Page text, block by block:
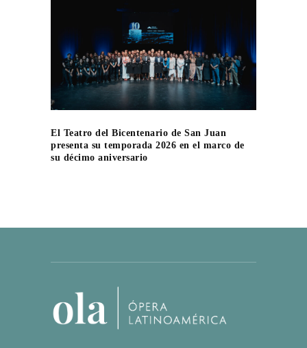
El Teatro del Bicentenario de San Juan
presenta su temporada 2026 en el marco de
su décimo aniversario